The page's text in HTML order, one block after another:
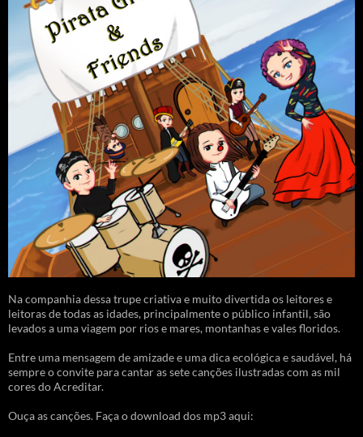
Na companhia dessa trupe criativa e muito divertida os leitores e
leitoras de todas as idades, principalmente o público infantil, são
levados a uma viagem por rios e mares, montanhas e vales floridos.
Entre uma mensagem de amizade e uma dica ecológica e saudável, há
sempre o convite para cantar as sete canções ilustradas com as mil
cores do Acreditar.
Ouça as canções. Faça o download dos mp3 aqui: